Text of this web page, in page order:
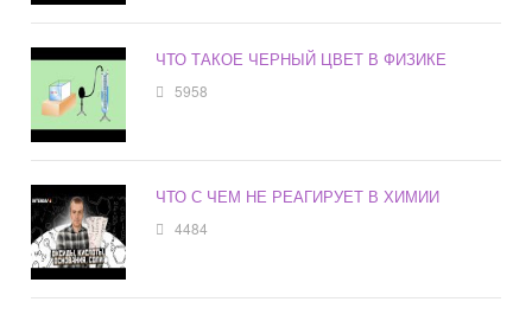
ЧТО ТАКОЕ ЧЕРНЫЙ ЦВЕТ В ФИЗИКЕ
5958
ЧТО С ЧЕМ НЕ РЕАГИРУЕТ В ХИМИИ
4484